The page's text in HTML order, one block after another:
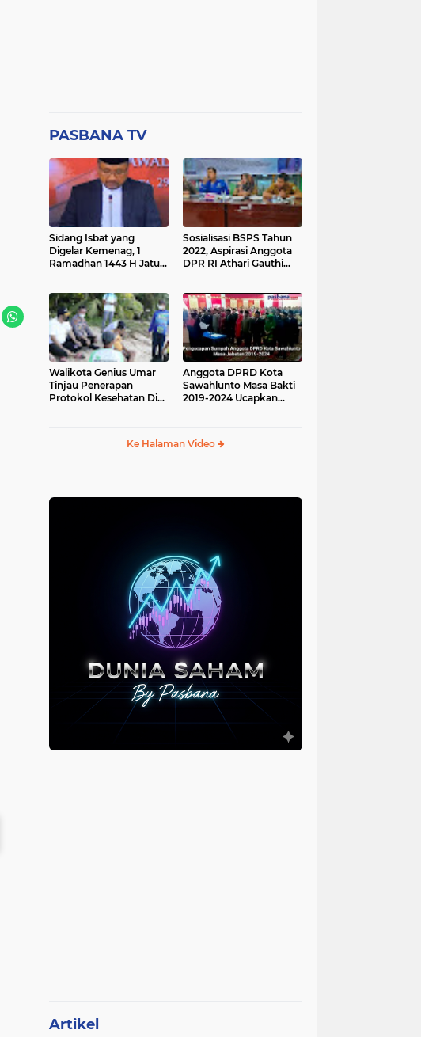
PASBANA TV
Sidang Isbat yang
Digelar Kemenag, 1
Ramadhan 1443 H Jatuh
Sosialisasi BSPS Tahun
2022, Aspirasi Anggota
DPR RI Athari Gauthi
Walikota Genius Umar
Tinjau Penerapan
Protokol Kesehatan Di
Anggota DPRD Kota
Sawahlunto Masa Bakti
2019-2024 Ucapkan
Ke Halaman Video
Artikel